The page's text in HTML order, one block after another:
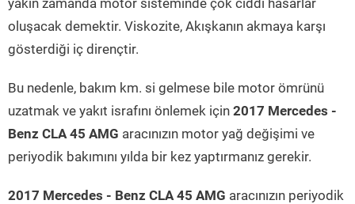
yakın zamanda motor sisteminde çok ciddi hasarlar
oluşacak demektir. Viskozite, Akışkanın akmaya karşı
gösterdiği iç dirençtir.
Bu nedenle, bakım km. si gelmese bile motor ömrünü
uzatmak ve yakıt israfını önlemek için 2017 Mercedes -
Benz CLA 45 AMG aracınızın motor yağ değişimi ve
periyodik bakımını yılda bir kez yaptırmanız gerekir.
2017 Mercedes - Benz CLA 45 AMG aracınızın periyodik